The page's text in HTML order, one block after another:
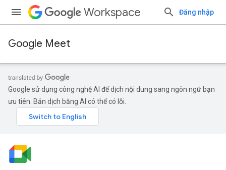
Workspace Đăng nhập
Google Meet
Google sử dụng công nghệ AI để dịch nội dung sang ngôn ngữ bạn
ưu tiên. Bản dịch bằng AI có thể có lỗi.